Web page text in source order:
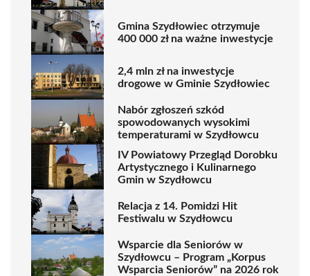
Gmina Szydłowiec otrzymuje
400 000 zł na ważne inwestycje
2,4 mln zł na inwestycje
drogowe w Gminie Szydłowiec
Nabór zgłoszeń szkód
spowodowanych wysokimi
temperaturami w Szydłowcu
IV Powiatowy Przegląd Dorobku
Artystycznego i Kulinarnego
Gmin w Szydłowcu
Relacja z 14. Pomidzi Hit
Festiwalu w Szydłowcu
Wsparcie dla Seniorów w
Szydłowcu – Program „Korpus
Wsparcia Seniorów” na 2026 rok